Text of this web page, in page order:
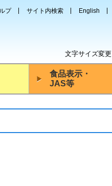
プ サイト内検索 English
文字サイズ変更
食品表示・
JAS等